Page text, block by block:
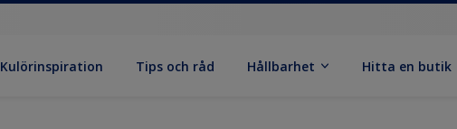
Kulörinspiration Tips och råd Hållbarhet Hitta en butik